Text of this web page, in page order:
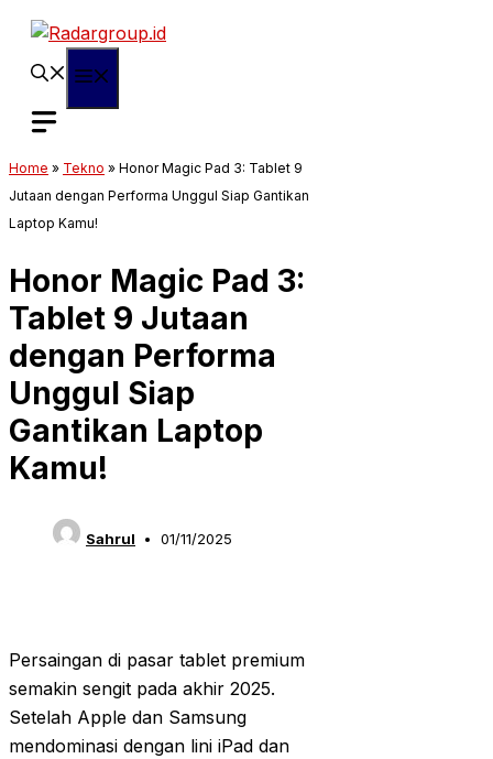
Langsung
Home » Tekno » Honor Magic Pad 3: Tablet 9
Jutaan dengan Performa Unggul Siap Gantikan
Laptop Kamu!
Honor Magic Pad 3:
Tablet 9 Jutaan
dengan Performa
Unggul Siap
Gantikan Laptop
Kamu!
Sahrul 01/11/2025
Persaingan di pasar tablet premium
semakin sengit pada akhir 2025.
Setelah Apple dan Samsung
mendominasi dengan lini iPad dan